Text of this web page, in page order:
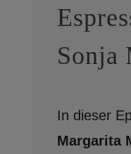
Sonja
In dieser
Margarita